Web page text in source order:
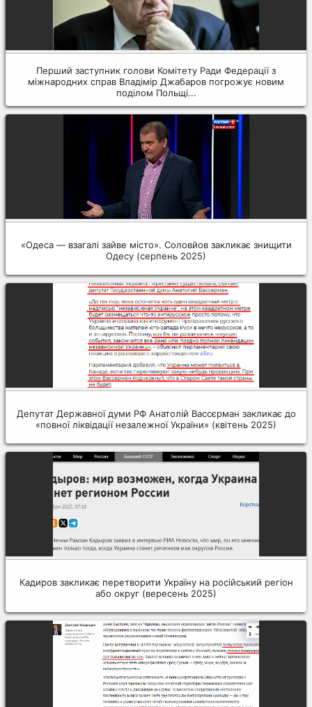
Перший заступник голови Комітету Ради Федерації з
міжнародних справ Владімір Джабаров погрожує новим
поділом Польщі...
«Одеса — взагалі зайве місто». Соловйов закликає знищити
Одесу (серпень 2025)
Депутат Державної думи РФ Анатолій Вассєрман закликає до
«повної ліквідації незалежної України» (квітень 2025)
Кадиров закликає перетворити Україну на російський регіон
або округ (вересень 2025)